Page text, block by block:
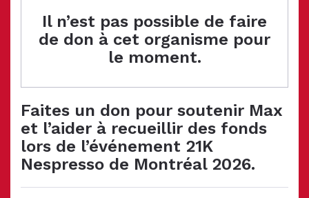
Il n’est pas possible de faire
de don à cet organisme pour
le moment.
Faites un don pour soutenir Max
et l’aider à recueillir des fonds
lors de l’événement 21K
Nespresso de Montréal 2026.